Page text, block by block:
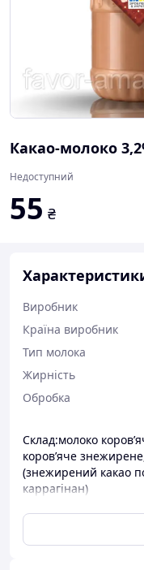
Какао-молоко
Недоступний
55 ₴
Виробник
Країна виробник
Тип молока
Жирність
Обробка
Склад:молоко
коров’яче
(знежирений какао
каррагінан)
Дата «Вжити до» та
Стророк придатності